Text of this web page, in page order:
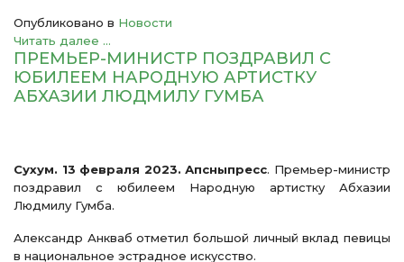
Опубликовано в Новости
Читать далее ...
ПРЕМЬЕР-МИНИСТР ПОЗДРАВИЛ С
ЮБИЛЕЕМ НАРОДНУЮ АРТИСТКУ
АБХАЗИИ ЛЮДМИЛУ ГУМБА
Сухум. 13 февраля 2023. Апсныпресс. Премьер-министр
поздравил с юбилеем Народную артистку Абхазии
Людмилу Гумба.
Александр Анкваб отметил большой личный вклад певицы
в национальное эстрадное искусство.